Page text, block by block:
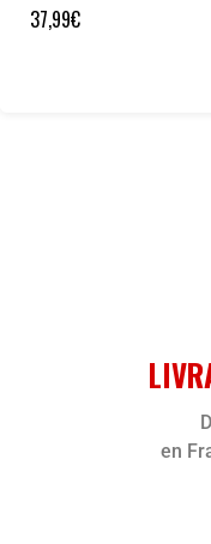
37,99€
en